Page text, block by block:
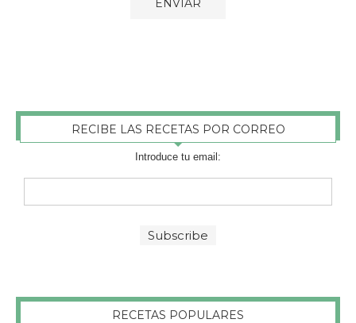
RECIBE LAS RECETAS POR CORREO
Introduce tu email:
RECETAS POPULARES